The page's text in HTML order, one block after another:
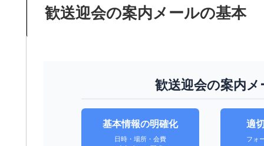
歓送迎会の案内メールの基本
歓送迎会の案内
基本情報の明確化
日時・場所・会費
適
フォ